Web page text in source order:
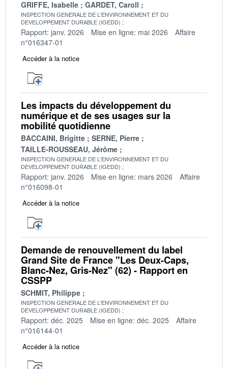
GRIFFE, Isabelle GARDET, Caroll
INSPECTION GENERALE DE L'ENVIRONNEMENT ET DU
DEVELOPPEMENT DURABLE (IGEDD)
Rapport: janv. 2026 Mise en ligne: mai 2026
Affaire
n°016347-01
Accéder à la notice
Les impacts du développement du
numérique et de ses usages sur la
mobilité quotidienne
BACCAINI, Brigitte
SERNE, Pierre
TAILLE-ROUSSEAU, Jérôme
INSPECTION GENERALE DE L'ENVIRONNEMENT ET DU
DEVELOPPEMENT DURABLE (IGEDD)
Rapport: janv. 2026 Mise en ligne: mars 2026
Affaire
n°016098-01
Accéder à la notice
Demande de renouvellement du label
Grand Site de France "Les Deux-Caps,
Blanc-Nez, Gris-Nez" (62) - Rapport en
CSSPP
SCHMIT, Philippe
INSPECTION GENERALE DE L'ENVIRONNEMENT ET DU
DEVELOPPEMENT DURABLE (IGEDD)
Rapport: déc. 2025 Mise en ligne: déc. 2025
Affaire
n°016144-01
Accéder à la notice